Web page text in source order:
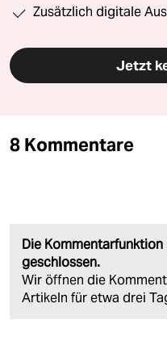
Zusätzlich digitale
Jetzt
8 Kommentare
Die
geschlossen.
Wir öffnen die
Artikeln für etwa drei